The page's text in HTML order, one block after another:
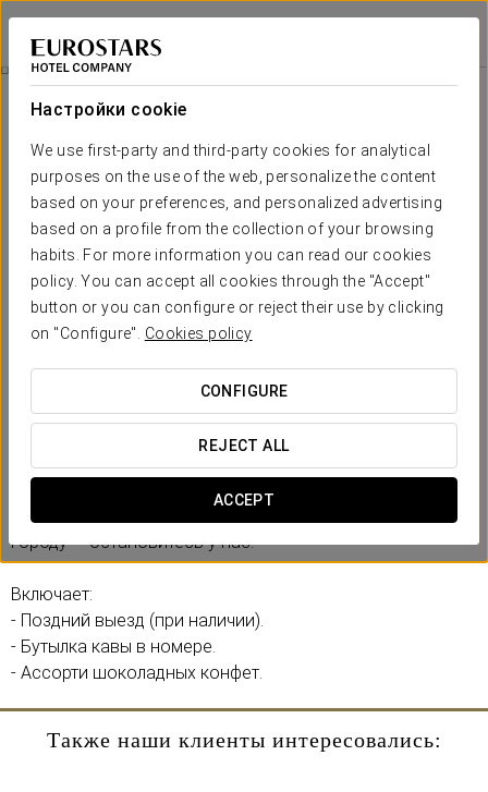
Настройки cookie
We use first-party and third-party cookies for analytical
purposes on the use of the web, personalize the content
based on your preferences, and personalized advertising
based on a profile from the collection of your browsing
habits. For more information you can read our cookies
policy. You can accept all cookies through the "Accept"
button or you can configure or reject their use by clicking
on "Configure". Cookies policy
CONFIGURE
REJECT ALL
ACCEPT
Eurostars Puerta Real
ГРАНАДА
Pомантический Опыт
30€
Pомантический опыт
В отеле Eurostars Puerta Real мы хотим, чтобы ваше
пребывание превратилось в приятное и
запоминающееся переживание, поэтому предлагаем
вам прекрасную романтическую акцию. Нам бы
хотелось стать частью вашего путешествия по нашему
городу — остановитесь у нас!
Включает:
- Поздний выезд (при наличии).
- Бутылка кавы в номере.
- Ассорти шоколадных конфет.
Также наши клиенты интересовались: